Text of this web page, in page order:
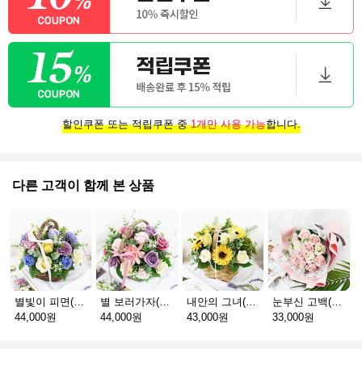
할인쿠폰 또는 적립쿠폰 중1개만 사용 가능합니다.
다른 고객이 함께 본 상품
44,000원
44,000원
내안의 그녀(비누꽃H_택배)
43,000원
33,000원